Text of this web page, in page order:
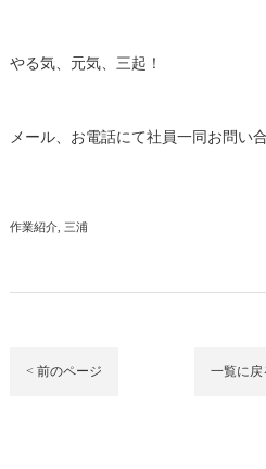
やる気、元気、三起！
メール、お電話にて社員一同お問い
作業紹介 三浦
< 前のページ 一覧に戻